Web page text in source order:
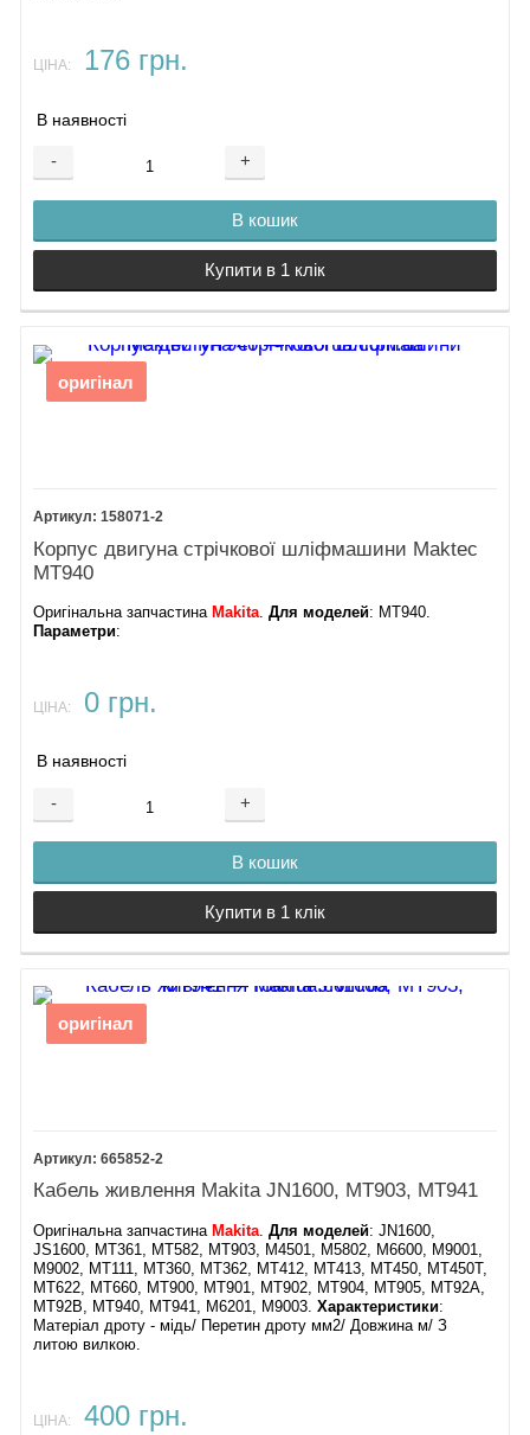
ЦІНА: 176 грн.
В наявності
- +
В кошик
Купити в 1 клік
оригінал
158071-2
Корпус двигуна стрічкової шліфмашини Maktec
MT940
Оригінальна запчастина Makita.Для моделей: MT940.
Параметри:
ЦІНА: 0 грн.
В наявності
- +
В кошик
Купити в 1 клік
оригінал
665852-2
Кабель живлення Makita JN1600, MT903, MT941
Оригінальна запчастина Makita.Для моделей: JN1600,
JS1600, MT361, MT582, MT903, M4501, M5802, M6600, M9001,
M9002, MT111, MT360, MT362, MT412, MT413, MT450, MT450T,
MT622, MT660, MT900, MT901, MT902, MT904, MT905, MT92A,
MT92B, MT940, MT941, M6201, M9003.Характеристики:
Матеріал дроту - мідь/ Перетин дроту мм2/ Довжина м/ З
литою вилкою.
ЦІНА: 400 грн.